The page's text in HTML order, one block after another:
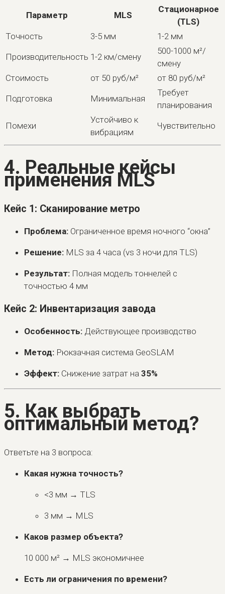
Параметр MLS
Стационарное
(TLS)
Точность
3-5 мм 1-2 мм
Производительность 1-2 км/смену
500-1000 м²/
смену
Стоимость
от 50 руб/м² от 80 руб/м²
Подготовка Минимальная
Требует
планирования
Помехи
Устойчиво к
вибрациям
Чувствительно
4. Реальные кейсы
применения MLS
Кейс 1: Сканирование метро
Проблема: Ограниченное время ночного “окна”
Решение: MLS за 4 часа (vs 3 ночи для TLS)
Результат: Полная модель тоннелей с
точностью 4 мм
Кейс 2: Инвентаризация завода
Особенность: Действующее производство
Метод: Рюкзачная система GeoSLAM
Эффект: Снижение затрат на 35%
5. Как выбрать
оптимальный метод?
Ответьте на 3 вопроса:
Какая нужна точность?
<3 мм → TLS
3 мм → MLS
Каков размер объекта?
10 000 м² → MLS экономичнее
Есть ли ограничения по времени?